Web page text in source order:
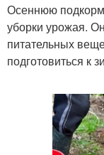
Осеннюю
уборки урожая.
питательных
подготовиться к